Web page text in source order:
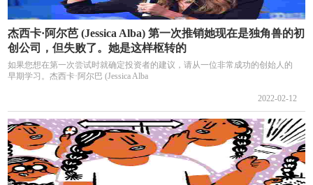
杰西卡·阿尔芭 (Jessica Alba) 第一次推销她现在是独角兽的初
创公司，但失败了。她是这样枢转的
如果您想在第一次尝试时就确定投资者的建议，请从一位非常成功的创始人的
早期学习。杰西卡·阿尔巴 (Jessica Alba
2022-02-12